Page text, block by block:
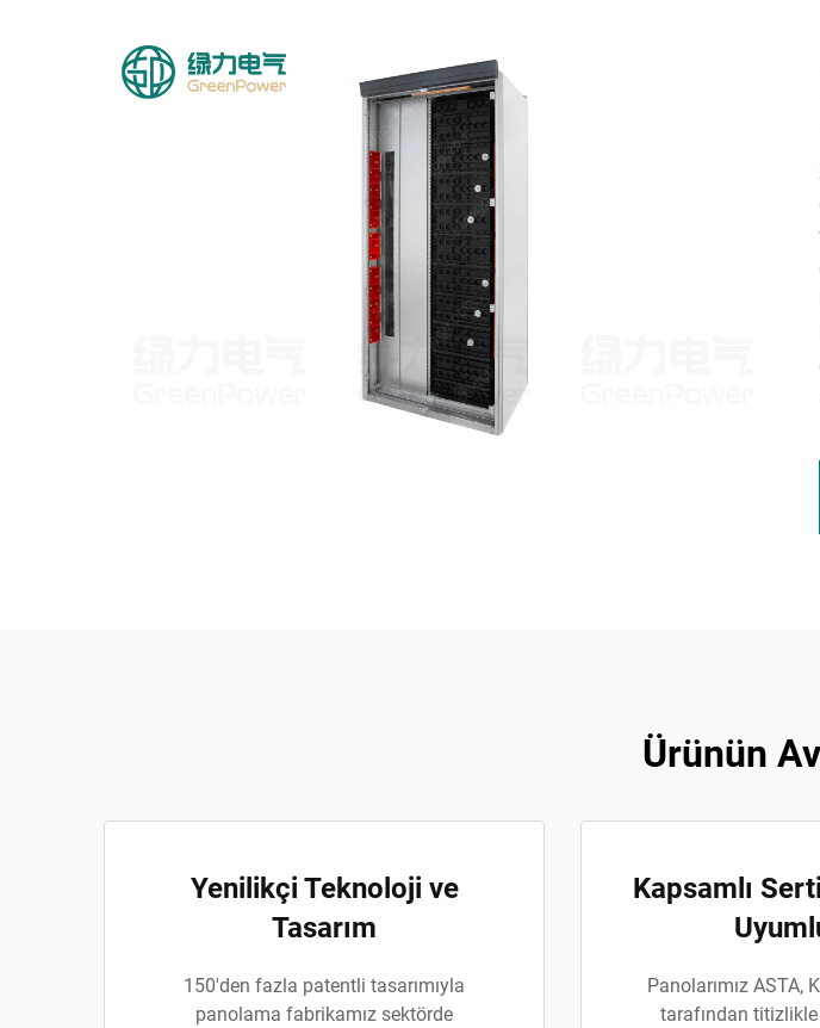
Ürünün
Yenilikçi Teknoloji ve
Tasarım
150'den fazla patentli tasarımıyla
panolama fabrikamız sektörde
Kapsamlı
Panolarımız ASTA,
tarafından